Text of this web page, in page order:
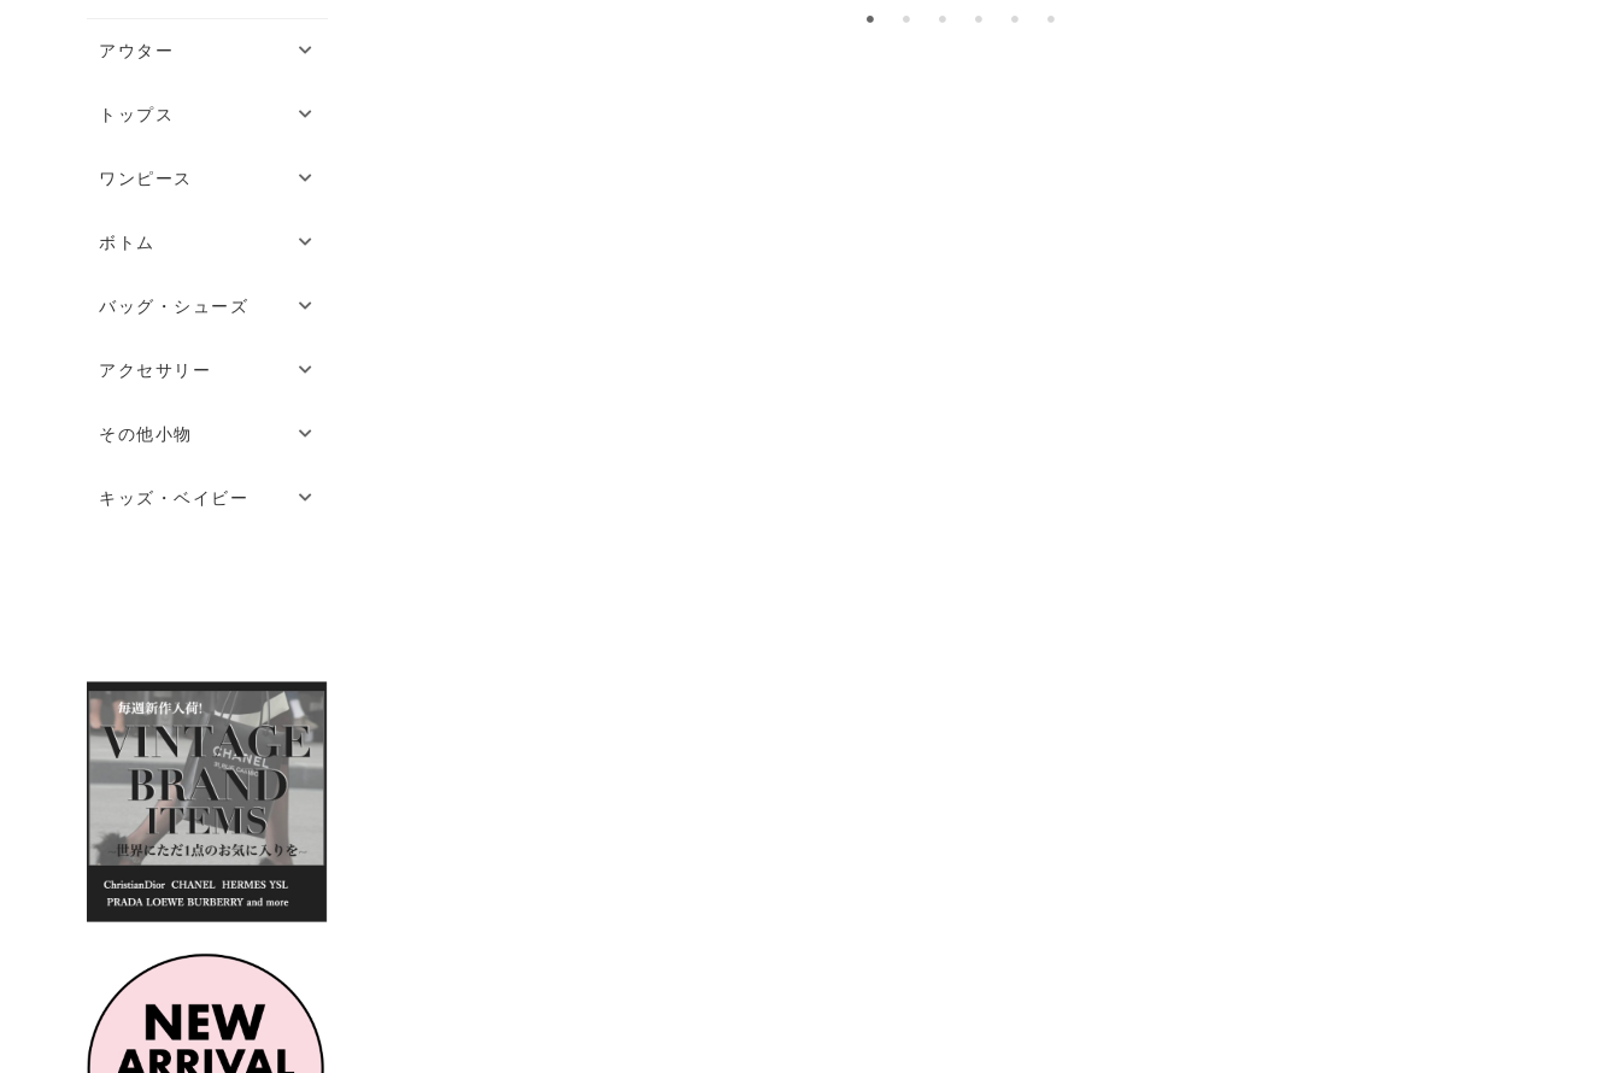
アウター
トップス
ワンピース
ボトム
バッグ・シューズ
アクセサリー
その他小物
キッズ・ベイビー